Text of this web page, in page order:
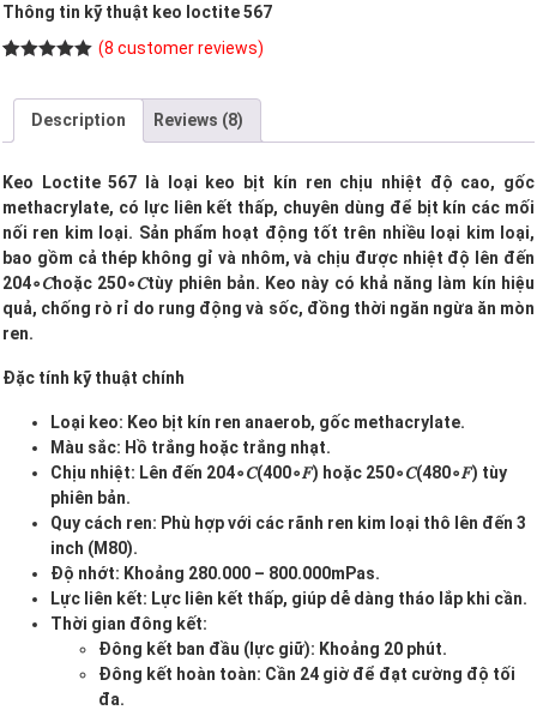
Thông tin kỹ thuật keo loctite 567
customer
ratings
(8 customer reviews)
Description Reviews (8)
Keo Loctite 567 là loại keo bịt kín ren chịu nhiệt độ cao, gốc
methacrylate, có lực liên kết thấp, chuyên dùng để bịt kín các mối
nối ren kim loại. Sản phẩm hoạt động tốt trên nhiều loại kim loại,
bao gồm cả thép không gỉ và nhôm, và chịu được nhiệt độ lên đến
204∘𝐶hoặc 250∘𝐶tùy phiên bản. Keo này có khả năng làm kín hiệu
quả, chống rò rỉ do rung động và sốc, đồng thời ngăn ngừa ăn mòn
ren.
Đặc tính kỹ thuật chính
Loại keo: Keo bịt kín ren anaerob, gốc methacrylate.
Màu sắc: Hồ trắng hoặc trắng nhạt.
Chịu nhiệt: Lên đến 204∘𝐶(400∘𝐹) hoặc 250∘𝐶(480∘𝐹) tùy
phiên bản.
Quy cách ren: Phù hợp với các rãnh ren kim loại thô lên đến 3
inch (M80).
Độ nhớt: Khoảng 280.000 – 800.000mPas.
Lực liên kết: Lực liên kết thấp, giúp dễ dàng tháo lắp khi cần.
Thời gian đông kết:
Đông kết ban đầu (lực giữ): Khoảng 20 phút.
Đông kết hoàn toàn: Cần 24 giờ để đạt cường độ tối
đa.